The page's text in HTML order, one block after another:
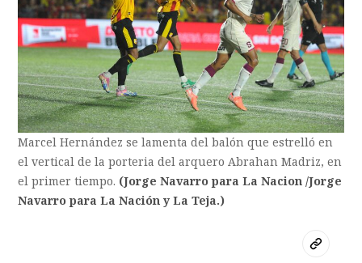
Marcel Hernández se lamenta del balón que estrelló en
el vertical de la porteria del arquero Abrahan Madriz, en
el primer tiempo. (Jorge Navarro para La Nacion /Jorge
Navarro para La Nación y La Teja.)